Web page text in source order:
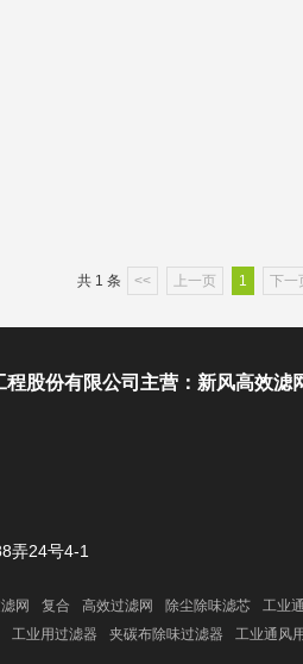
共 1 条 << 上一页 1 下一
股份有限公司主营：新风高效滤
弄24号4-1
网 复合 高效过滤网 除尘除味滤芯 工业
工业用过滤器 夹碳布除味过滤器 工业通风